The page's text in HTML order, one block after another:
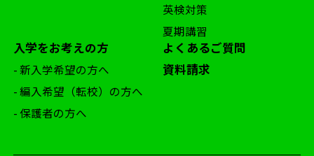
英検対策
夏期講習
入学をお考えの方
- 新入学希望の方へ
- 編入希望（転校）の方へ
- 保護者の方へ
よくあるご質問
資料請求